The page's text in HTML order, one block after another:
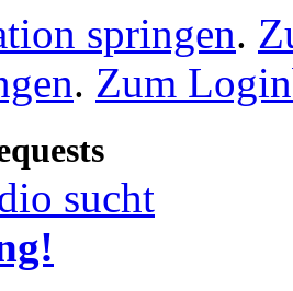
springen.
. Zum
sucht